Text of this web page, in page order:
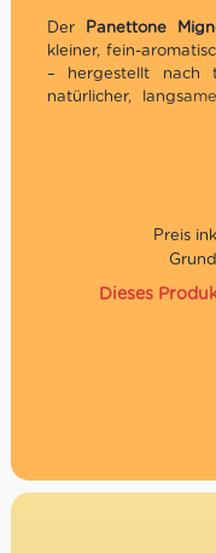
DerPanettone
kleiner, fein-
– hergestellt nach
natürlicher,
Genuss zur Kaffee-
Geschmack:
Besonderjeiten:
Teigführung, ohne
Wein und Terre
Dieses